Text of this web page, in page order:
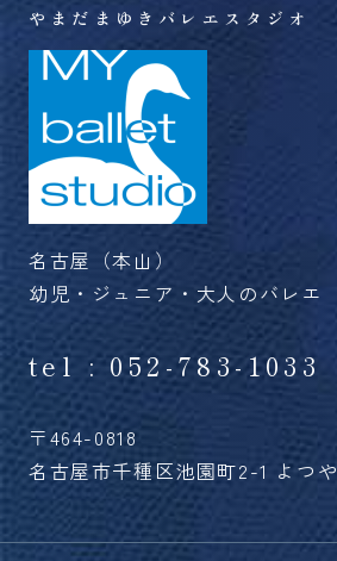
やまだまゆきバレエスタジオ
名古屋（本山）
幼児・ジュニア・大人のバレエ
tel : 052-783-1033
〒464-0818
名古屋市千種区池園町2-1 よつ